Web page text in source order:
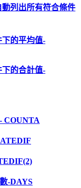
列出所有符合條件
的平均值-
的合計值-
COUNTA
-DAYS